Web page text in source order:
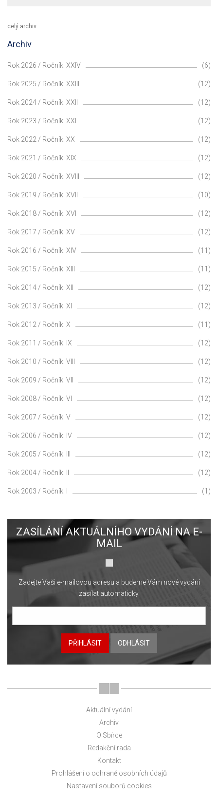
celý archiv
Archiv
Rok 2026 / Ročník: XXIV (6)
Rok 2025 / Ročník: XXIII (12)
Rok 2024 / Ročník: XXII (12)
Rok 2023 / Ročník: XXI (12)
Rok 2022 / Ročník: XX (12)
Rok 2021 / Ročník: XIX (12)
Rok 2020 / Ročník: XVIII (12)
Rok 2019 / Ročník: XVII (10)
Rok 2018 / Ročník: XVI (12)
Rok 2017 / Ročník: XV (12)
Rok 2016 / Ročník: XIV (11)
Rok 2015 / Ročník: XIII (11)
Rok 2014 / Ročník: XII (12)
Rok 2013 / Ročník: XI (12)
Rok 2012 / Ročník: X (11)
Rok 2011 / Ročník: IX (12)
Rok 2010 / Ročník: VIII (12)
Rok 2009 / Ročník: VII (12)
Rok 2008 / Ročník: VI (12)
Rok 2007 / Ročník: V (12)
Rok 2006 / Ročník: IV (12)
Rok 2005 / Ročník: III (12)
Rok 2004 / Ročník: II (12)
Rok 2003 / Ročník: I (1)
ZASÍLÁNÍ AKTUÁLNÍHO VYDÁNÍ NA E-
MAIL
Zadejte Vaši e-mailovou adresu a budeme Vám nové vydání
zasílat automaticky.
PŘIHLÁSIT ODHLÁSIT
Aktuální vydání
Archiv
O Sbírce
Redakční rada
Kontakt
Prohlášení o ochraně osobních údajů
Nastavení souborů cookies